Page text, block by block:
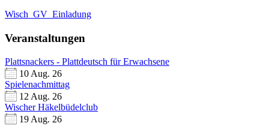
Wisch_GV_Einladung
Veranstaltungen
Plattsnackers - Plattdeutsch für Erwachsene
10 Aug. 26
Spielenachmittag
12 Aug. 26
Wischer Häkelbüdelclub
19 Aug. 26